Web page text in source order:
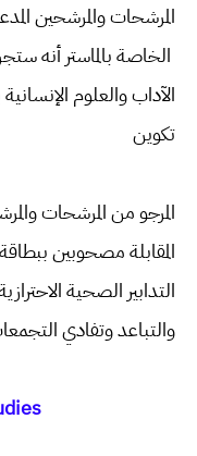
المرشحات والمرشحين
الخاصة بالماستر أنه
الآداب والعلوم
تكوين
المرجو من المرشحات
المقابلة مصحوبين
التدابير الصحية
والتباعد وتفادي